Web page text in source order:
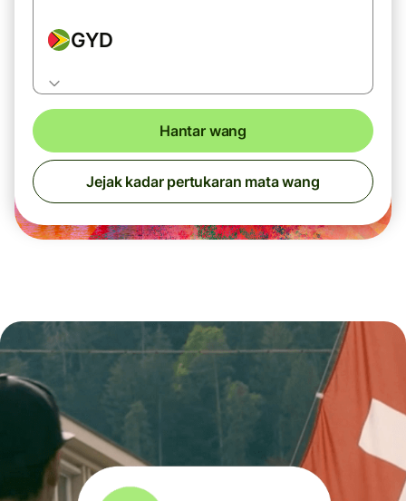
GYD
Hantar wang
Jejak kadar pertukaran mata wang